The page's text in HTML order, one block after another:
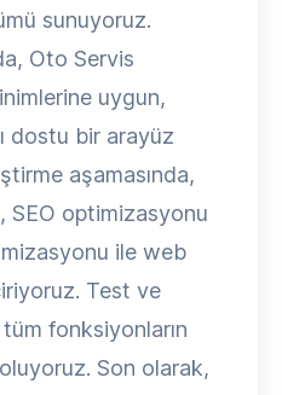
sunuyoruz.
Oto Servis
uygun,
dostu bir arayüz
aşamasında,
SEO optimizasyonu
ile web
Test ve
fonksiyonların
oluyoruz. Son olarak,